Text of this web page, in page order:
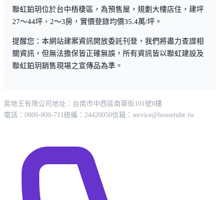
聯虹鉑玥位於台中梧棲區，為預售屋，規劃大樓店住，建坪
27～44坪、2～3房，實價登錄均價35.4萬/坪。
提醒您：本網站建案資訊開放委託刊登，我們將盡力查證相
關資訊，但無法擔保皆正確無誤，所有資訊皆以聯虹建設及
聯虹鉑玥銷售現場之宣傳品為準。
房地王有限公司 地址：台南市中西區南華街101號8樓
電話：0800-800-711統編：24420050信箱： service@housetube.tw